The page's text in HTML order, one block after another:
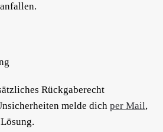
Rückgaberecht
melde dich per Mail,